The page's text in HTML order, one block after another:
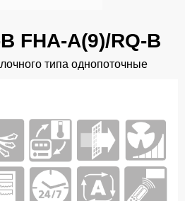
FHA-A(9)/RQ-B
типа однопоточные